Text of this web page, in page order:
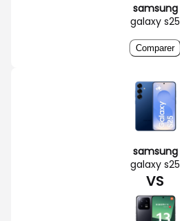
samsung
galaxy s25
Comparer
samsung
galaxy s25
VS